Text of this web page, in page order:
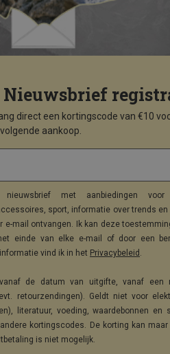
direct een kortingscode van €10
volgende aankoop.
met aanbiedingen voor
sport, informatie over trends
e-mail ontvangen. Ik kan deze
einde van elke e-mail of door een
vind ik in het Privacybeleid .
de datum van uitgifte, vanaf een
retourzendingen). Geldt niet voor
literatuur, voeding, waardebonnen en
kortingscodes. De korting kan maar
is niet mogelijk.